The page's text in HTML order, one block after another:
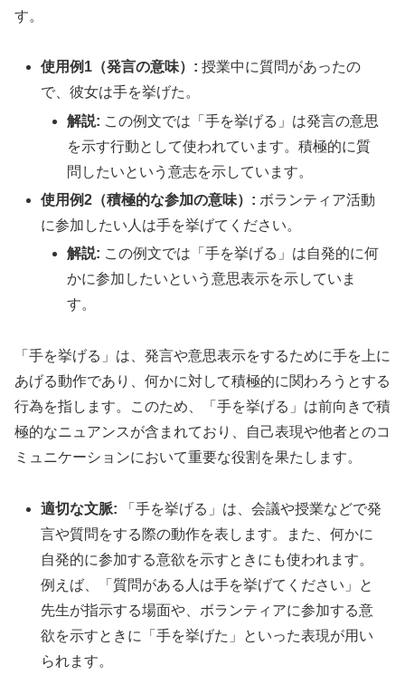
す。
使用例1（発言の意味）: 授業中に質問があったの
で、彼女は手を挙げた。
解説: この例文では「手を挙げる」は発言の意思
を示す行動として使われています。積極的に質
問したいという意志を示しています。
使用例2（積極的な参加の意味）: ボランティア活動
に参加したい人は手を挙げてください。
解説: この例文では「手を挙げる」は自発的に何
かに参加したいという意思表示を示していま
す。
「手を挙げる」は、発言や意思表示をするために手を上に
あげる動作であり、何かに対して積極的に関わろうとする
行為を指します。このため、「手を挙げる」は前向きで積
極的なニュアンスが含まれており、自己表現や他者とのコ
ミュニケーションにおいて重要な役割を果たします。
適切な文脈: 「手を挙げる」は、会議や授業などで発
言や質問をする際の動作を表します。また、何かに
自発的に参加する意欲を示すときにも使われます。
例えば、「質問がある人は手を挙げてください」と
先生が指示する場面や、ボランティアに参加する意
欲を示すときに「手を挙げた」といった表現が用い
られます。